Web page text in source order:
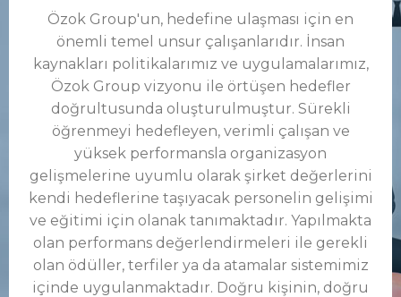
Özok Group'un, hedefine ulaşması için en
önemli temel unsur çalışanlarıdır. İnsan
kaynakları politikalarımız ve uygulamalarımız,
Özok Group vizyonu ile örtüşen hedefler
doğrultusunda oluşturulmuştur. Sürekli
öğrenmeyi hedefleyen, verimli çalışan ve
yüksek performansla organizasyon
gelişmelerine uyumlu olarak şirket değerlerini
kendi hedeflerine taşıyacak personelin gelişimi
ve eğitimi için olanak tanımaktadır. Yapılmakta
olan performans değerlendirmeleri ile gerekli
olan ödüller, terfiler ya da atamalar sistemimiz
içinde uygulanmaktadır. Doğru kişinin, doğru